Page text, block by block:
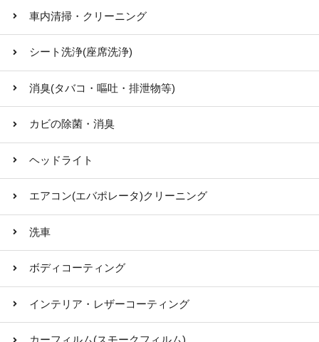
車内清掃・クリーニング
シート洗浄(座席洗浄)
消臭(タバコ・嘔吐・排泄物等)
カビの除菌・消臭
ヘッドライト
エアコン(エバポレータ)クリーニング
洗車
ボディコーティング
インテリア・レザーコーティング